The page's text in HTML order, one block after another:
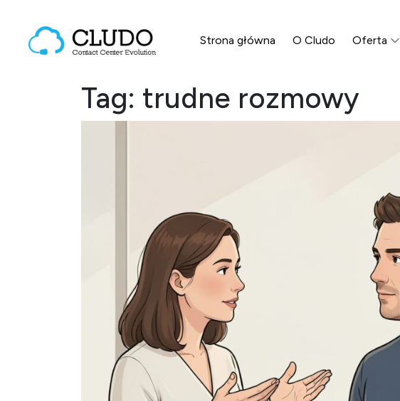
Main Navigation
Strona główna O Cludo Oferta
Tag: trudne rozmowy